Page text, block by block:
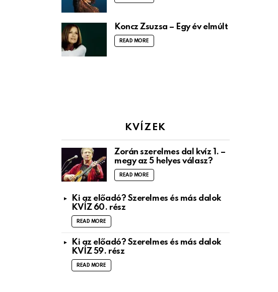
Koncz Zsuzsa – Egy év elmúlt
READ MORE
KVÍZEK
Zorán szerelmes dal kvíz 1. –
megy az 5 helyes válasz?
READ MORE
Ki az előadó? Szerelmes és más dalok
KVÍZ 60. rész
READ MORE
Ki az előadó? Szerelmes és más dalok
KVÍZ 59. rész
READ MORE